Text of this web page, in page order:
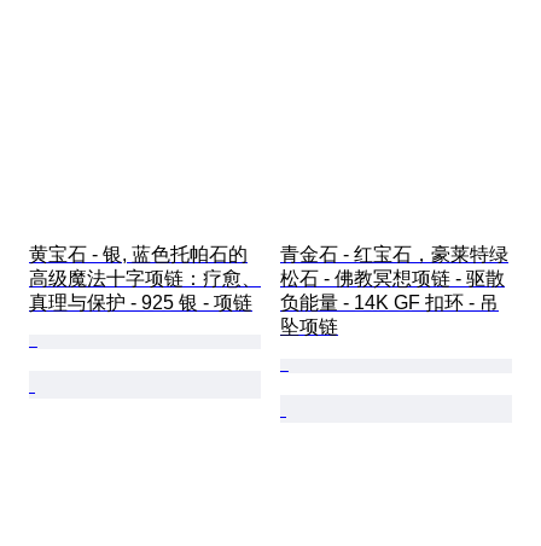
黄宝石 - 银, 蓝色托帕石的
高级魔法十字项链：疗愈、
真理与保护 - 925 银 - 项链
青金石 - 红宝石，豪莱特绿
松石 - 佛教冥想项链 - 驱散
负能量 - 14K GF 扣环 - 吊
坠项链